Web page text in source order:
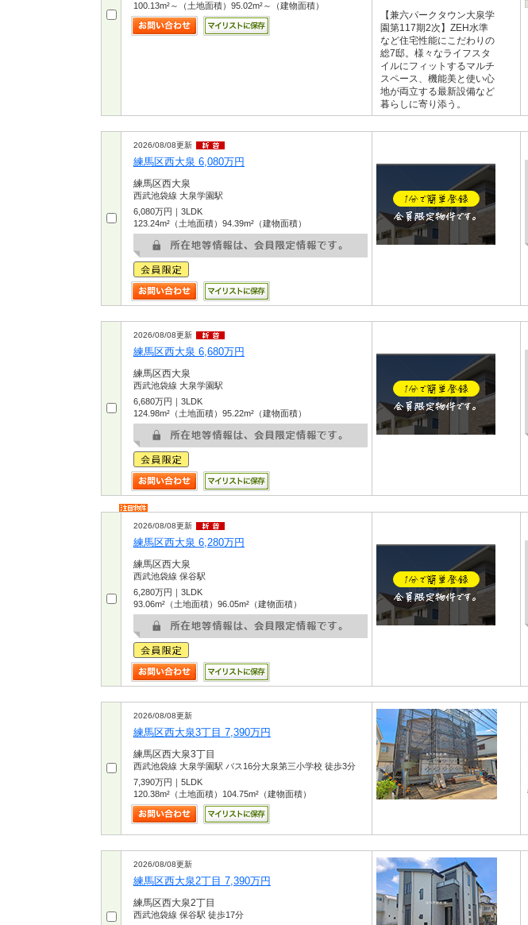
100.13m²～（土地面積）95.02m²～（建物面積）
【兼六パークタウン大泉学
園第117期2次】ZEH水準
など住宅性能にこだわりの
総7邸。様々なライフスタ
イルにフィットするマルチ
スペース、機能美と使い心
地が両立する最新設備など
暮らしに寄り添う。
2026/08/08更新
練馬区西大泉 6,080万円
練馬区西大泉
西武池袋線 大泉学園駅
6,080万円｜3LDK
123.24m²（土地面積）94.39m²（建物面積）
2026/08/08更新
練馬区西大泉 6,680万円
練馬区西大泉
西武池袋線 大泉学園駅
6,680万円｜3LDK
124.98m²（土地面積）95.22m²（建物面積）
2026/08/08更新
練馬区西大泉 6,280万円
練馬区西大泉
西武池袋線 保谷駅
6,280万円｜3LDK
93.06m²（土地面積）96.05m²（建物面積）
2026/08/08更新
練馬区西大泉3丁目 7,390万円
練馬区西大泉3丁目
西武池袋線 大泉学園駅 バス16分大泉第三小学校 徒歩3分
7,390万円｜5LDK
120.38m²（土地面積）104.75m²（建物面積）
2026/08/08更新
練馬区西大泉2丁目 7,390万円
練馬区西大泉2丁目
西武池袋線 保谷駅 徒歩17分